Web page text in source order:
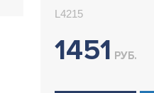
L4215
1451 РУБ.